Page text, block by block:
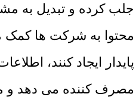
جلب کرده و تبدیل به
محتوا به شرکت ها کمک
پایدار ایجاد کنند،
مصرف کننده می دهد و